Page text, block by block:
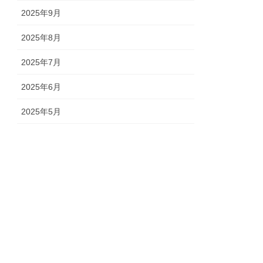
2025年9月
2025年8月
2025年7月
2025年6月
2025年5月